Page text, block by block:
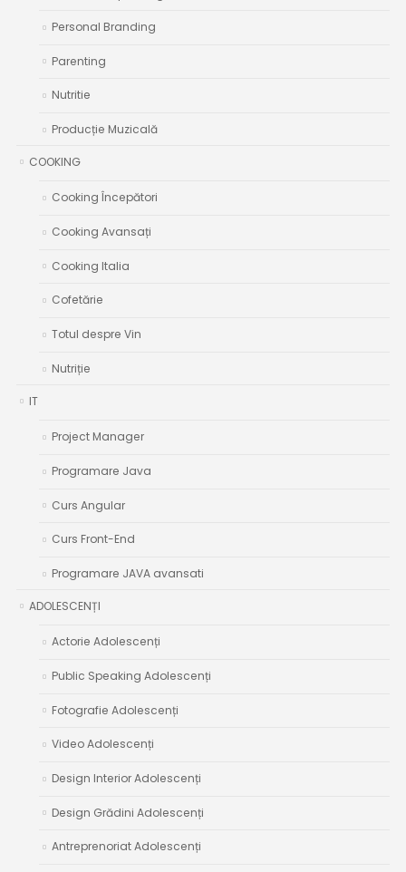
Personal Branding
Parenting
Nutritie
Producție Muzicală
COOKING
Cooking Începători
Cooking Avansați
Cooking Italia
Cofetărie
Totul despre Vin
Nutriție
IT
Project Manager
Programare Java
Curs Angular
Curs Front-End
Programare JAVA avansati
ADOLESCENȚI
Actorie Adolescenți
Public Speaking Adolescenți
Fotografie Adolescenți
Video Adolescenți
Design Interior Adolescenți
Design Grădini Adolescenți
Antreprenoriat Adolescenți